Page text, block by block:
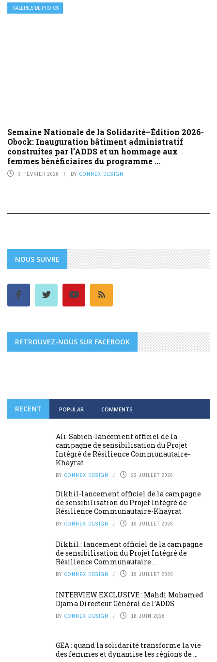
GALERIES DE PHOTOS
Semaine Nationale de la Solidarité–Édition 2026-
Obock: Inauguration bâtiment administratif
construites par l’ADDS et un hommage aux
femmes bénéficiaires du programme ...
3 FÉVRIER 2026 BY CONNEX DESIGN
NOUS SUIVRE
RETROUVEZ-NOUS SUR FACEBOOK
RECENT POPULAR COMMENTS
Ali-Sabieh-lancement officiel de la
campagne de sensibilisation du Projet
Intégré de Résilience Communautaire-
Khayrat
BY CONNEX DESIGN 22 JUILLET 2026
Dikhil-lancement officiel de la campagne
de sensibilisation du Projet Intégré de
Résilience Communautaire-Khayrat
BY CONNEX DESIGN 19 JUILLET 2026
Dikhil : lancement officiel de la campagne
de sensibilisation du Projet Intégré de
Résilience Communautaire ...
BY CONNEX DESIGN 19 JUILLET 2026
INTERVIEW EXCLUSIVE : Mahdi Mohamed
Djama Directeur Général de l’ADDS
BY CONNEX DESIGN 18 JUIN 2026
GEA : quand la solidarité transforme la vie
des femmes et dynamise les régions de ...